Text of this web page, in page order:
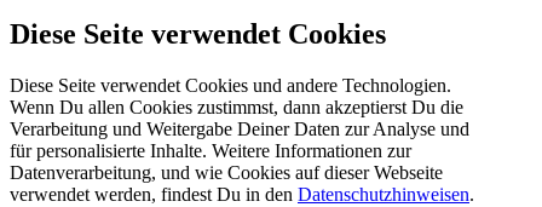
Diese Seite verwendet Cookies
Diese Seite verwendet Cookies und andere Technologien.
Wenn Du allen Cookies zustimmst, dann akzeptierst Du die
Verarbeitung und Weitergabe Deiner Daten zur Analyse und
für personalisierte Inhalte. Weitere Informationen zur
Datenverarbeitung, und wie Cookies auf dieser Webseite
verwendet werden, findest Du in den Datenschutzhinweisen.